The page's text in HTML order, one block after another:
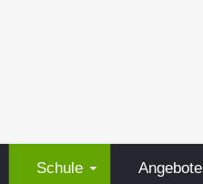
Schule Angebote